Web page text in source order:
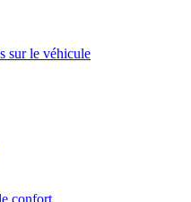
sur le véhicule